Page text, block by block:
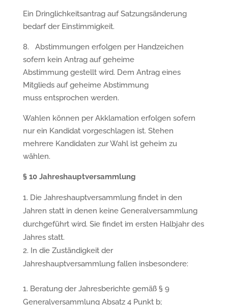
Ein Dringlichkeitsantrag auf Satzungsänderung
bedarf der Einstimmigkeit.
8. Abstimmungen erfolgen per Handzeichen
sofern kein Antrag auf geheime
Abstimmung gestellt wird. Dem Antrag eines
Mitglieds auf geheime Abstimmung
muss entsprochen werden.
Wahlen können per Akklamation erfolgen sofern
nur ein Kandidat vorgeschlagen ist. Stehen
mehrere Kandidaten zur Wahl ist geheim zu
wählen.
§10 Jahreshauptversammlung
Die Jahreshauptversammlung findet in den
Jahren statt in denen keine Generalversammlung
durchgeführt wird. Sie findet im ersten Halbjahr des
Jahres statt.
In die Zuständigkeit der
Jahreshauptversammlung fallen insbesondere:
Beratung der Jahresberichte gemäß § 9
Generalversammlung Absatz 4 Punkt b;